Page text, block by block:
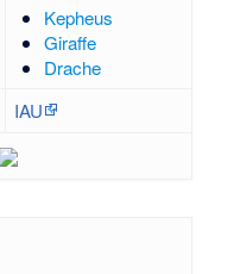
Kepheus
Giraffe
Drache
IAU